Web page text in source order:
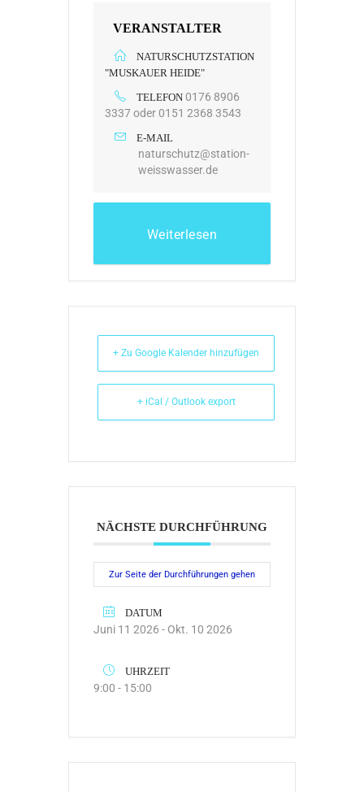
VERANSTALTER
NATURSCHUTZSTATION
"MUSKAUER HEIDE"
TELEFON 0176 8906
3337 oder 0151 2368 3543
E-MAIL
naturschutz@station-
weisswasser.de
Weiterlesen
+ Zu Google Kalender hinzufügen
+ iCal / Outlook export
NÄCHSTE DURCHFÜHRUNG
Zur Seite der Durchführungen gehen
DATUM
Juni 11 2026 - Okt. 10 2026
UHRZEIT
9:00 - 15:00